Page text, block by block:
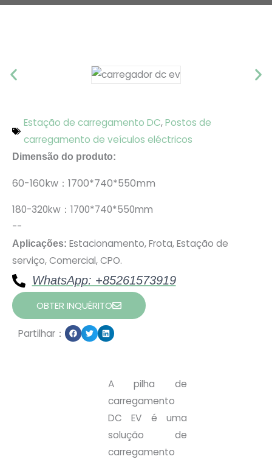
Estação de carregamento DC,Postos de
carregamento de veículos eléctricos
Dimensão do produto:
60-160kw：1700*740*550mm
180-320kw：1700*740*550mm
--
Aplicações: Estacionamento,Frota,Estação de
serviço,Comercial,CPO.
WhatsApp: +85261573919
OBTER INQUÉRITO
Partilhar：
A pilha de
carregamento
DC EV é uma
solução de
carregamento